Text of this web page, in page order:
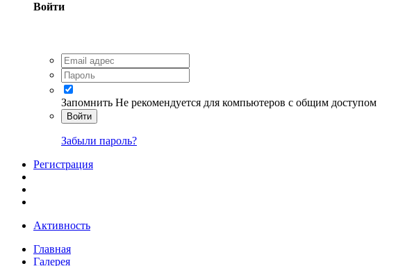
Войти
Запомнить Не рекомендуется для компьютеров с общим доступом
Войти
Забыли пароль?
Регистрация
Активность
Главная
Галерея